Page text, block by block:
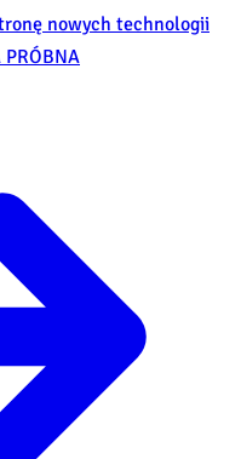
nowych technologii
PRÓBNA